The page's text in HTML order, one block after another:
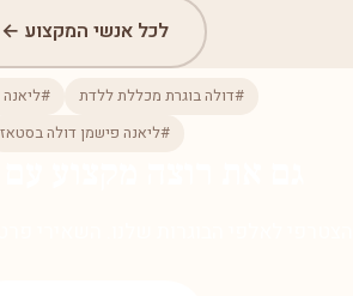
לכל אנשי המקצוע ←
#דולה בוגרת מכללת ללדת
#ליאנה פישמן דולה בסטאז